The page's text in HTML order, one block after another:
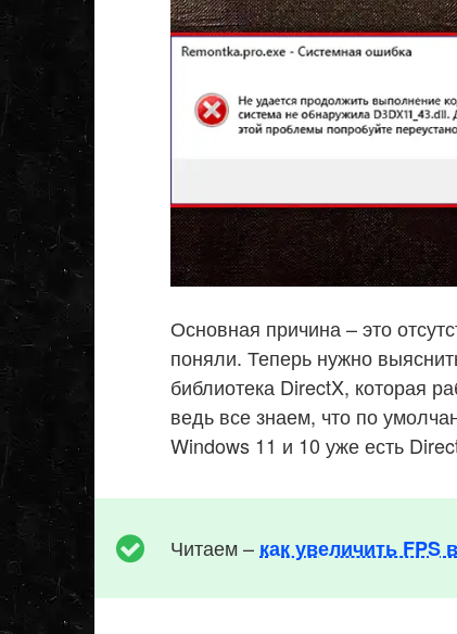
Основная причина – это
поняли. Теперь нужно
библиотека DirectX, которая
ведь все знаем, что по
Windows 11 и 10 уже есть
Читаем – как увеличить FPS